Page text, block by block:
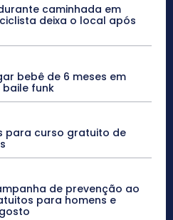
caminhada em
deixa o local após
bebê de 6 meses em
funk
para curso gratuito de
de prevenção ao
para homens e